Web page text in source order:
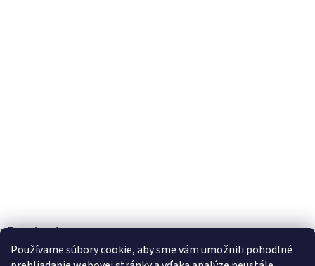
Používame súbory cookie, aby sme vám umožnili pohodlné
Facebook